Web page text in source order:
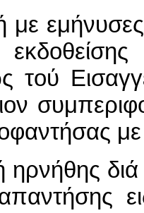
με
τού
με
ηρνήθης